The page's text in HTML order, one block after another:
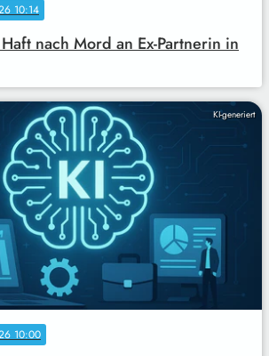
10:14
nach Mord an Ex-Partnerin in
KI-generiert
10:00